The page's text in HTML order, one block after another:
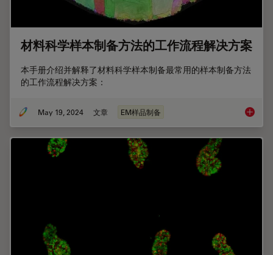
材料科学样本制备方法的工作流程解决方案
本手册介绍并解释了材料科学样本制备最常用的样本制备方法
的工作流程解决方案：
May 19, 2024 文章 EM样品制备 材料科